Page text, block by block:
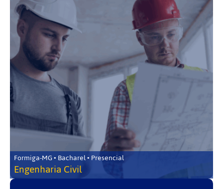
Formiga-MG • Bacharel • Presencial
Engenharia Civil